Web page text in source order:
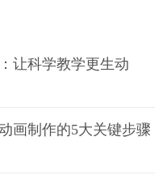
让科学教学更生动
画制作的5大关键步骤